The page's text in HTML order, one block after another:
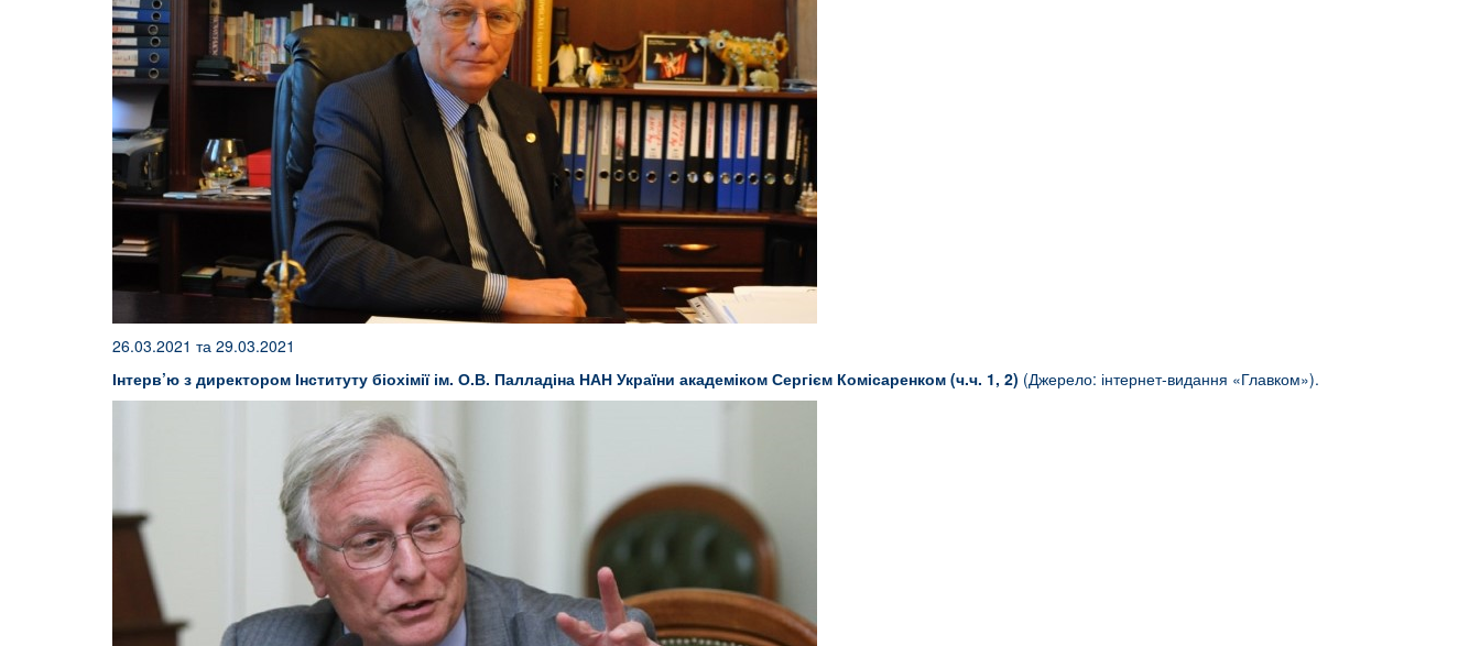
26.03.2021 та 29.03.2021
Інтерв’ю з директором Інституту біохімії ім. О.В. Палладіна НАН України академіком Сергієм Комісаренком (ч.ч. 1, 2) (Джерело: інтернет-видання «Главком»).